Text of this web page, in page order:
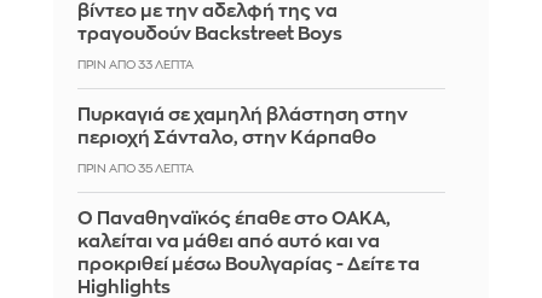
βίντεο με την αδελφή της να
τραγουδούν Backstreet Boys
ΠΡΙΝ ΑΠΌ 33 ΛΕΠΤΆ
Πυρκαγιά σε χαμηλή βλάστηση στην
περιοχή Σάνταλο, στην Κάρπαθο
ΠΡΙΝ ΑΠΌ 35 ΛΕΠΤΆ
Ο Παναθηναϊκός έπαθε στο ΟΑΚΑ,
καλείται να μάθει από αυτό και να
προκριθεί μέσω Βουλγαρίας - Δείτε τα
Highlights